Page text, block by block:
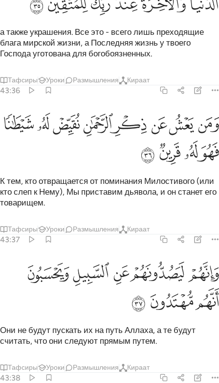
а также украшения. Все это - всего лишь преходящие
блага мирской жизни, а Последняя жизнь у твоего
Господа уготована для богобоязненных.
Тафсиры Уроки Размышления Кираат
43:36
ومن يعش عن ذكر الرحمان نقيض له شيطانا فهو له قرين ٣٦
وَمَن يَعْشُ عَن ذِكْرِ ٱلرَّحْمَـٰنِ نُقَيِّضْ لَهُۥ شَيْطَـٰنًۭا فَهُوَ لَهُۥ قَرِينٌۭ ٣٦
ﱖﱗﱘﱙﱚﱛﱜﱝ
ﱞﱟﱠﱡ
К тем, кто отвращается от поминания Милостивого (или
кто слеп к Нему), Мы приставим дьявола, и он станет его
товарищем.
Тафсиры Уроки Размышления Кираат
43:37
وانهم ليصدونهم عن السبيل ويحسبون انهم مهتدون ٣٧
وَإِنَّهُمْ لَيَصُدُّونَهُمْ عَنِ ٱلسَّبِيلِ وَيَحْسَبُونَ أَنَّهُم مُّهْتَدُونَ ٣٧
ﱢﱣﱤﱥﱦ
ﱧﱨﱩ
Они не будут пускать их на путь Аллаха, а те будут
считать, что они следуют прямым путем.
Тафсиры Уроки Размышления Кираат
43:38